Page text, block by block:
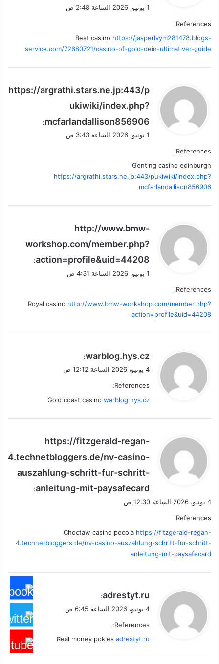
1 يونيو، 2026 الساعة 2:48 ص
References:
Best casino https://jasperlvym281478.blogs-
service.com/72680721/casino-of-gold-dein-ultimativer-guide
ي
و
ل
https://argrathi.stars.ne.jp:443/p
ukiwiki/index.php?
mcfarlandallison856906
:
1 يونيو، 2026 الساعة 3:43 ص
References:
Genting casino edinburgh
https://argrathi.stars.ne.jp:443/pukiwiki/index.php?
mcfarlandallison856906
ي
و
ل
http://www.bmw-
workshop.com/member.php?
action=profile&uid=44208
:
1 يونيو، 2026 الساعة 4:31 ص
References:
Royal casino http://www.bmw-workshop.com/member.php?
action=profile&uid=44208
ي
ق
ل
warblog.hys.cz
:
4 يونيو، 2026 الساعة 12:12 ص
References:
Gold coast casino warblog.hys.cz
ي
ل
https://fitzgerald-regan-
4.technetbloggers.de/nv-casino-
auszahlung-schritt-fur-schritt-
anleitung-mit-paysafecard
:
4 يونيو، 2026 الساعة 12:30 ص
References:
Choctaw casino pocola https://fitzgerald-regan-
4.technetbloggers.de/nv-casino-auszahlung-schritt-fur-schritt-
anleitung-mit-paysafecard
ي
ق
ل
adrestyt.ru
:
4 يونيو، 2026 الساعة 6:45 ص
References:
Real money pokies adrestyt.ru